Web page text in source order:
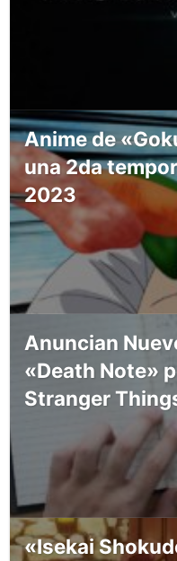
Anime de
una 2da
2023
Anuncian
«Death Note»
Stranger
«Isekai